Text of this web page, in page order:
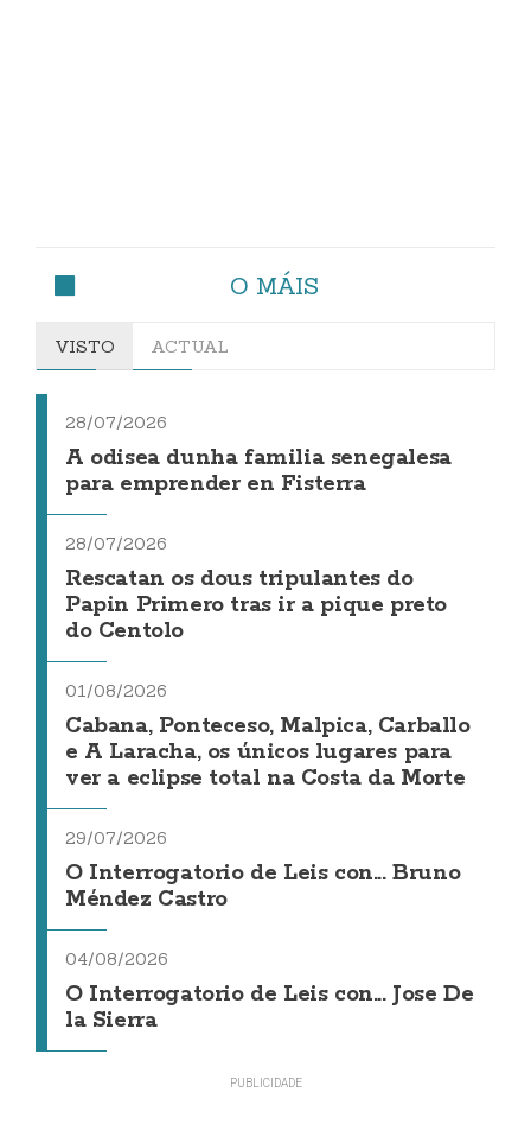
O MÁIS
VISTO ACTUAL
28/07/2026
A odisea dunha familia senegalesa
para emprender en Fisterra
28/07/2026
Rescatan os dous tripulantes do
Papin Primero tras ir a pique preto
do Centolo
01/08/2026
Cabana, Ponteceso, Malpica, Carballo
e A Laracha, os únicos lugares para
ver a eclipse total na Costa da Morte
29/07/2026
O Interrogatorio de Leis con... Bruno
Méndez Castro
04/08/2026
O Interrogatorio de Leis con... Jose De
la Sierra